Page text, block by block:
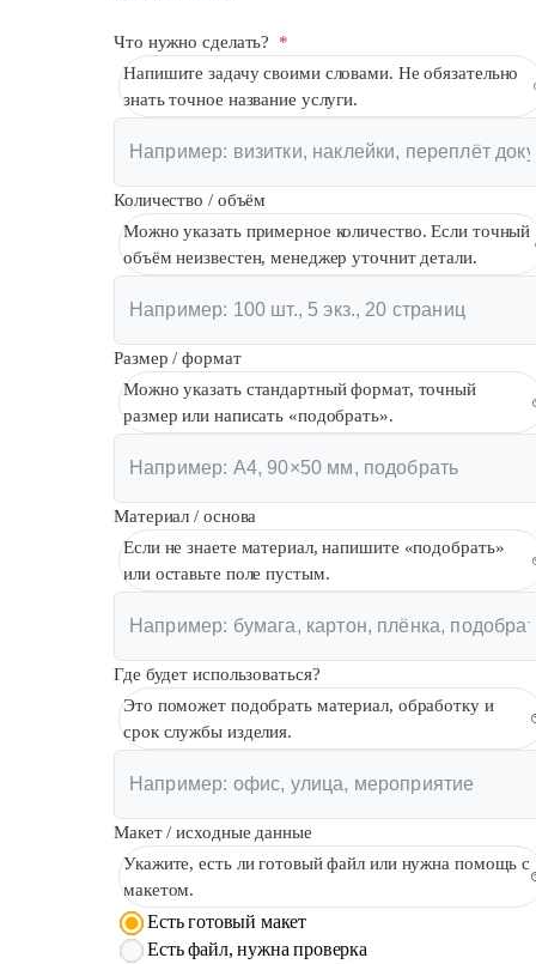
Что нужно сделать?
*
Напишите задачу своими словами. Не обязательно
знать точное название услуги.
Количество / объём
Можно указать примерное количество. Если точный
объём неизвестен, менеджер уточнит детали.
Размер / формат
Можно указать стандартный формат, точный
размер или написать «подобрать».
Материал / основа
Если не знаете материал, напишите «подобрать»
или оставьте поле пустым.
Где будет использоваться?
Это поможет подобрать материал, обработку и
срок службы изделия.
Макет / исходные данные
Укажите, есть ли готовый файл или нужна помощь с
макетом.
Есть готовый макет
Есть файл, нужна проверка